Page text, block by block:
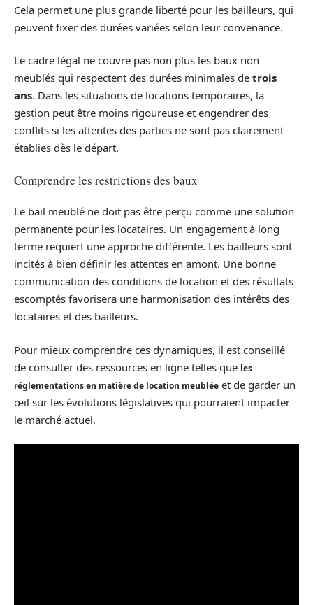
Cela permet une plus grande liberté pour les bailleurs, qui
peuvent fixer des durées variées selon leur convenance.
Le cadre légal ne couvre pas non plus les baux non
meublés qui respectent des durées minimales de trois
ans. Dans les situations de locations temporaires, la
gestion peut être moins rigoureuse et engendrer des
conflits si les attentes des parties ne sont pas clairement
établies dès le départ.
Comprendre les restrictions des baux
Le bail meublé ne doit pas être perçu comme une solution
permanente pour les locataires. Un engagement à long
terme requiert une approche différente. Les bailleurs sont
incités à bien définir les attentes en amont. Une bonne
communication des conditions de location et des résultats
escomptés favorisera une harmonisation des intérêts des
locataires et des bailleurs.
Pour mieux comprendre ces dynamiques, il est conseillé
de consulter des ressources en ligne telles que les
réglementations en matière de location meublée et de garder un
œil sur les évolutions législatives qui pourraient impacter
le marché actuel.